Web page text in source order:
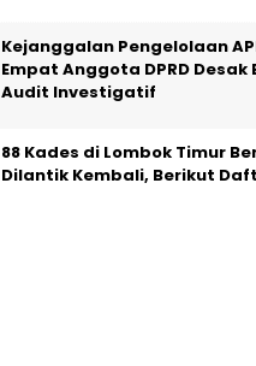
Kejanggalan Pengelolaan
Empat Anggota DPRD Desak
Audit Investigatif
88 Kades di Lombok Timur
Dilantik Kembali, Berikut